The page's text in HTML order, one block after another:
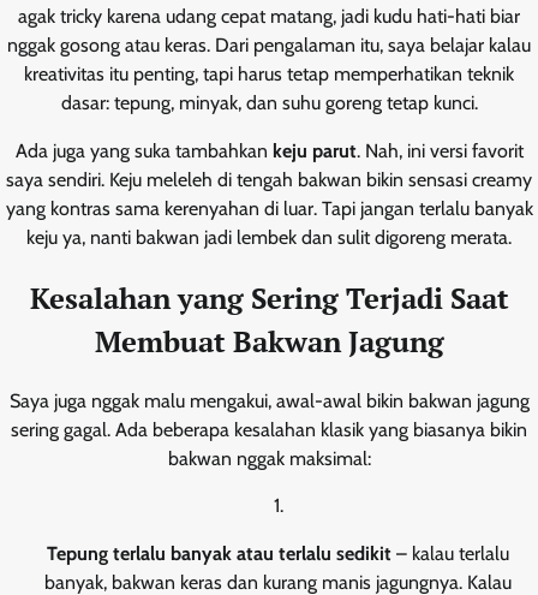
agak tricky karena udang cepat matang, jadi kudu hati-hati biar
nggak gosong atau keras. Dari pengalaman itu, saya belajar kalau
kreativitas itu penting, tapi harus tetap memperhatikan teknik
dasar: tepung, minyak, dan suhu goreng tetap kunci.
Ada juga yang suka tambahkan keju parut. Nah, ini versi favorit
saya sendiri. Keju meleleh di tengah bakwan bikin sensasi creamy
yang kontras sama kerenyahan di luar. Tapi jangan terlalu banyak
keju ya, nanti bakwan jadi lembek dan sulit digoreng merata.
Kesalahan yang Sering Terjadi Saat
Membuat Bakwan Jagung
Saya juga nggak malu mengakui, awal-awal bikin bakwan jagung
sering gagal. Ada beberapa kesalahan klasik yang biasanya bikin
bakwan nggak maksimal:
Tepung terlalu banyak atau terlalu sedikit – kalau terlalu
banyak, bakwan keras dan kurang manis jagungnya. Kalau